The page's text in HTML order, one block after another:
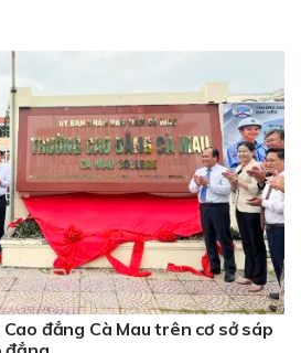
đẳng Cà Mau trên cơ sở sáp